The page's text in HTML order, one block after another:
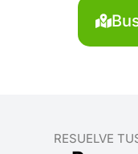
RESUELVE